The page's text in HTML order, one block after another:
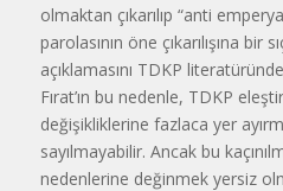
olmaktan çıkarılıp “anti
parolasının öne çıkarılışına bir
açıklamasını TDKP
Fırat’ın bu nedenle, TDKP
değişikliklerine fazlaca yer
sayılmayabilir. Ancak bu
nedenlerine değinmek yersiz